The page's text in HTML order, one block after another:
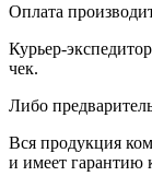
Оплата
Курьер-
чек.
Либо
Вся продукция
и имеет гарантию